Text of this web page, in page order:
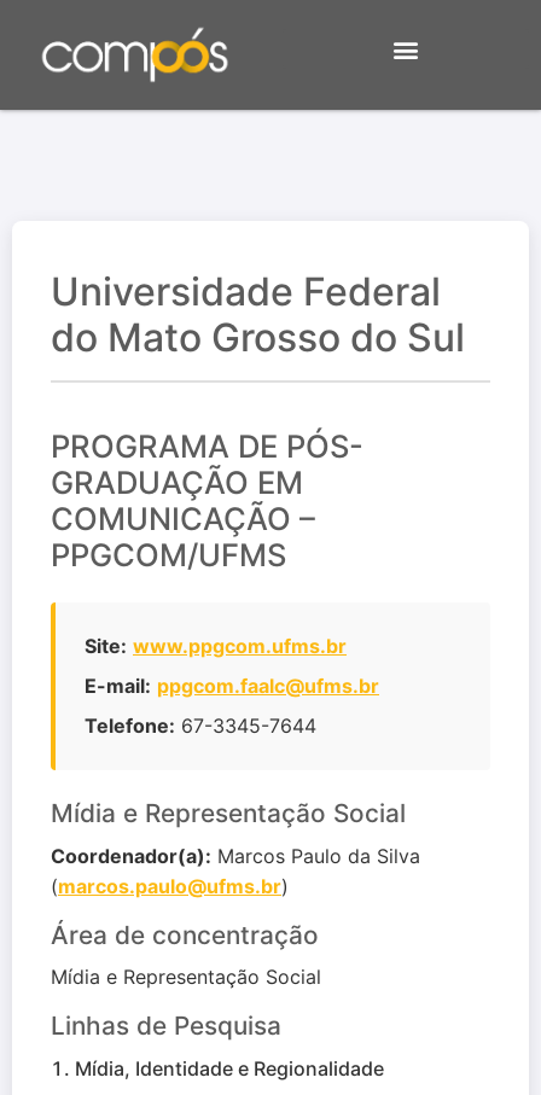
Universidade Federal
do Mato Grosso do Sul
PROGRAMA DE PÓS-
GRADUAÇÃO EM
COMUNICAÇÃO –
PPGCOM/UFMS
Site: www.ppgcom.ufms.br
E-mail: ppgcom.faalc@ufms.br
Telefone: 67-3345-7644
Mídia e Representação Social
Coordenador(a): Marcos Paulo da Silva
(marcos.paulo@ufms.br)
Área de concentração
Mídia e Representação Social
Linhas de Pesquisa
Mídia, Identidade e Regionalidade